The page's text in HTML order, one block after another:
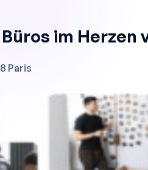
Büros im Herzen
Paris